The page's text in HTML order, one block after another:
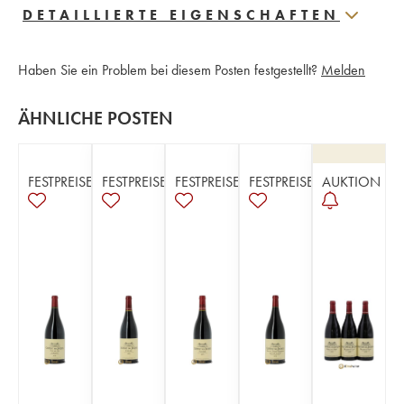
DETAILLIERTE EIGENSCHAFTEN
Haben Sie ein Problem bei diesem Posten festgestellt? Melden
ÄHNLICHE POSTEN
FESTPREISE FESTPREISE FESTPREISE FESTPREISE AUKTION